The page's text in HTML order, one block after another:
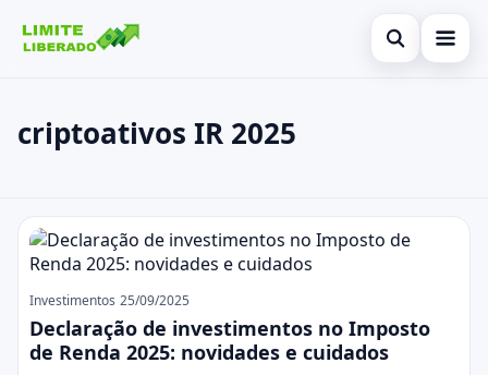
Abrir busca
Cartão de Crédito
Investimentos
Legal
Buscar no site
Pressione Enter para buscar ou ESC para fechar.
criptoativos IR 2025
criptoativos IR 2025
Investimentos 25/09/2025
Declaração de investimentos no Imposto
de Renda 2025: novidades e cuidados